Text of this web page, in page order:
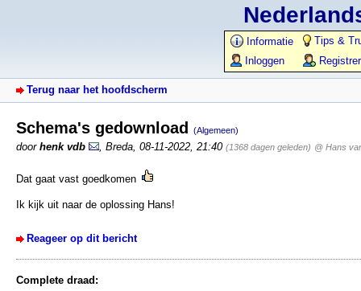
Informatie
Tips &
Inloggen
Terug naar het hoofdscherm
Schema's gedownload (Algemeen)
door henk vdb Breda 08-11-2022, 21:40 (1368 dagen geleden) @ Hans
Dat gaat vast goedkomen
Ik kijk uit naar de oplossing Hans!
Reageer op dit bericht
Complete draad: